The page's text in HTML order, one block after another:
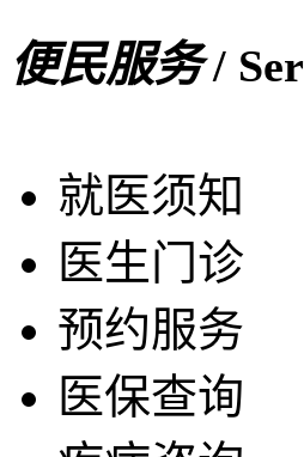
便民服务/
就医须知
医生门诊
预约服务
医保查询